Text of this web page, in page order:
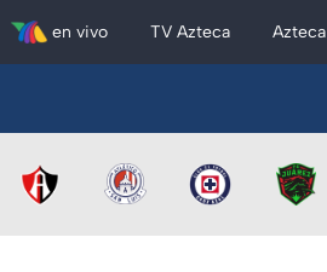
en vivo TV Azteca